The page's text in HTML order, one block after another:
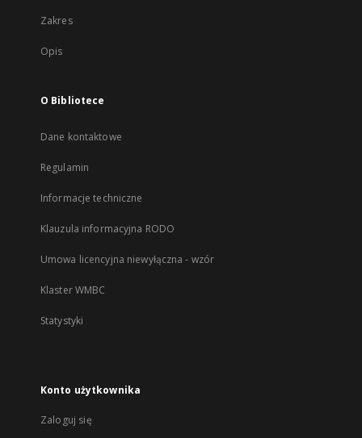
Zakres
Opis
O Bibliotece
Dane kontaktowe
Regulamin
Informacje techniczne
Klauzula informacyjna RODO
Umowa licencyjna niewyłączna - wzór
Klaster WMBC
Statystyki
Konto użytkownika
Zaloguj się